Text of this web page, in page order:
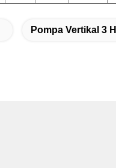
Pompa Vertikal 3